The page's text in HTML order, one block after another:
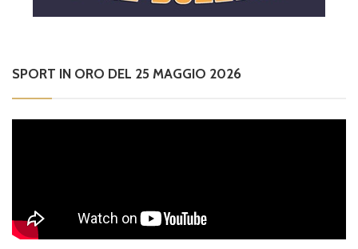
SPORT IN ORO DEL 25 MAGGIO 2026